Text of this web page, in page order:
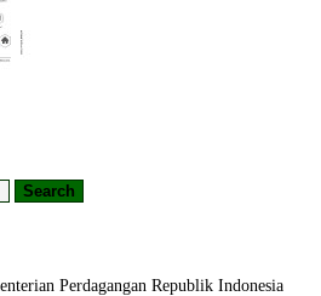
Perdagangan Republik Indonesia